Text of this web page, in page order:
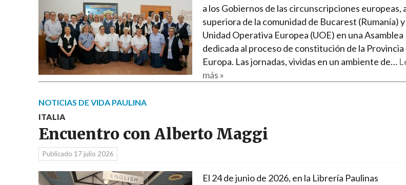
a los Gobiernos de las circunscripciones europeas,
superiora de la comunidad de Bucarest (Rumanía) y
Unidad Operativa Europea (UOE) en una Asamblea
dedicada al proceso de constitución de la Provincia
Europa. Las jornadas, vividas en un ambiente de…
más »
NOTICIAS DE VIDA PAULINA
ITALIA
Encuentro con Alberto Maggi
Publicado 17 julio 2026
El 24 de junio de 2026, en la Librería Paulinas